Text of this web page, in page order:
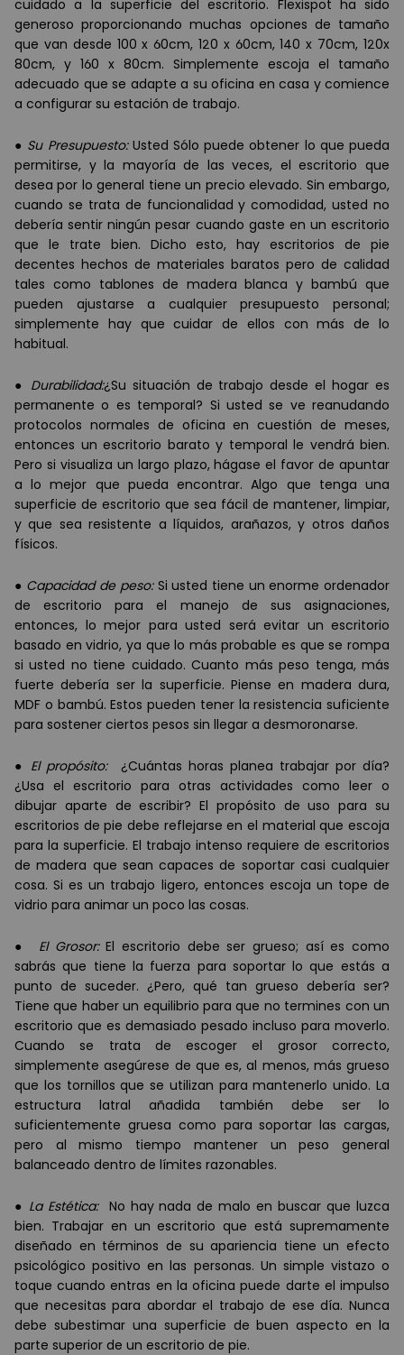
cuidado a la superficie del escritorio. Flexispot ha sido
generoso proporcionando muchas opciones de tamaño
que van desde 100 x 60cm, 120 x 60cm, 140 x 70cm, 120x
80cm, y 160 x 80cm. Simplemente escoja el tamaño
adecuado que se adapte a su oficina en casa y comience
a configurar su estación de trabajo.
● Su Presupuesto: Usted Sólo puede obtener lo que pueda
permitirse, y la mayoría de las veces, el escritorio que
desea por lo general tiene un precio elevado. Sin embargo,
cuando se trata de funcionalidad y comodidad, usted no
debería sentir ningún pesar cuando gaste en un escritorio
que le trate bien. Dicho esto, hay escritorios de pie
decentes hechos de materiales baratos pero de calidad
tales como tablones de madera blanca y bambú que
pueden ajustarse a cualquier presupuesto personal;
simplemente hay que cuidar de ellos con más de lo
habitual.
● Durabilidad:¿Su situación de trabajo desde el hogar es
permanente o es temporal? Si usted se ve reanudando
protocolos normales de oficina en cuestión de meses,
entonces un escritorio barato y temporal le vendrá bien.
Pero si visualiza un largo plazo, hágase el favor de apuntar
a lo mejor que pueda encontrar. Algo que tenga una
superficie de escritorio que sea fácil de mantener, limpiar,
y que sea resistente a líquidos, arañazos, y otros daños
físicos.
● Capacidad de peso:Si usted tiene un enorme ordenador
de escritorio para el manejo de sus asignaciones,
entonces, lo mejor para usted será evitar un escritorio
basado en vidrio, ya que lo más probable es que se rompa
si usted no tiene cuidado. Cuanto más peso tenga, más
fuerte debería ser la superficie. Piense en madera dura,
MDF o bambú. Estos pueden tener la resistencia suficiente
para sostener ciertos pesos sin llegar a desmoronarse.
● El propósito:
¿Cuántas horas planea trabajar por día?
¿Usa el escritorio para otras actividades como leer o
dibujar aparte de escribir? El propósito de uso para su
escritorios de pie debe reflejarse en el material que escoja
para la superficie. El trabajo intenso requiere de escritorios
de madera que sean capaces de soportar casi cualquier
cosa. Si es un trabajo ligero, entonces escoja un tope de
vidrio para animar un poco las cosas.
● El Grosor:El escritorio debe ser grueso; así es como
sabrás que tiene la fuerza para soportar lo que estás a
punto de suceder. ¿Pero, qué tan grueso debería ser?
Tiene que haber un equilibrio para que no termines con un
escritorio que es demasiado pesado incluso para moverlo.
Cuando se trata de escoger el grosor correcto,
simplemente asegúrese de que es, al menos, más grueso
que los tornillos que se utilizan para mantenerlo unido. La
estructura latral añadida también debe ser lo
suficientemente gruesa como para soportar las cargas,
pero al mismo tiempo mantener un peso general
balanceado dentro de límites razonables.
● La Estética: No hay nada de malo en buscar que luzca
bien. Trabajar en un escritorio que está supremamente
diseñado en términos de su apariencia tiene un efecto
psicológico positivo en las personas. Un simple vistazo o
toque cuando entras en la oficina puede darte el impulso
que necesitas para abordar el trabajo de ese día. Nunca
debe subestimar una superficie de buen aspecto en la
parte superior de un escritorio de pie.